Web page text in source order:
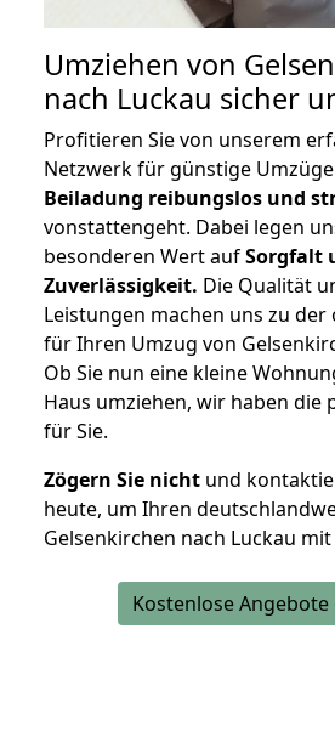
Umziehen von
nach Luckau sicher
Profitieren Sie von unserem
Netzwerk für günstige
Beiladung reibungslos und
vonstattengeht. Dabei legen
besonderen Wert aufSorgfalt
Zuverlässigkeit. Die Qualität
Leistungen machen uns zu der
für Ihren Umzug von
Ob Sie nun eine kleine
Haus umziehen, wir haben die
für Sie.
Zögern Sie nicht und
heute, um Ihren
Gelsenkirchen nach Luckau
Kostenlose